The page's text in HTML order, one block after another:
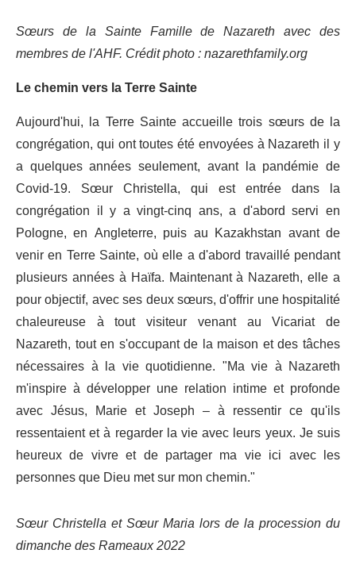
Sœurs de la Sainte Famille de Nazareth avec des
membres de l'AHF. Crédit photo : nazarethfamily.org
Le chemin vers la Terre Sainte
Aujourd'hui, la Terre Sainte accueille trois sœurs de la
congrégation, qui ont toutes été envoyées à Nazareth il y
a quelques années seulement, avant la pandémie de
Covid-19. Sœur Christella, qui est entrée dans la
congrégation il y a vingt-cinq ans, a d'abord servi en
Pologne, en Angleterre, puis au Kazakhstan avant de
venir en Terre Sainte, où elle a d'abord travaillé pendant
plusieurs années à Haïfa. Maintenant à Nazareth, elle a
pour objectif, avec ses deux sœurs, d'offrir une hospitalité
chaleureuse à tout visiteur venant au Vicariat de
Nazareth, tout en s'occupant de la maison et des tâches
nécessaires à la vie quotidienne. "Ma vie à Nazareth
m'inspire à développer une relation intime et profonde
avec Jésus, Marie et Joseph – à ressentir ce qu'ils
ressentaient et à regarder la vie avec leurs yeux. Je suis
heureux de vivre et de partager ma vie ici avec les
personnes que Dieu met sur mon chemin."
Sœur Christella et Sœur Maria lors de la procession du
dimanche des Rameaux 2022